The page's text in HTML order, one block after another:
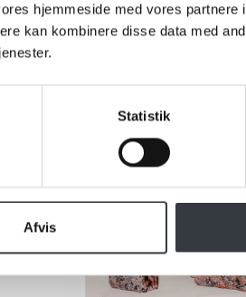
hjemmeside med vores partnere
kan kombinere disse data med
Statistik
Afvis